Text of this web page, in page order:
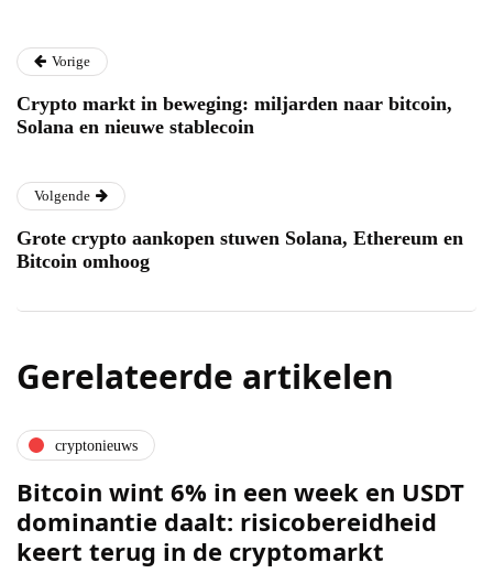
Vorige
Crypto markt in beweging: miljarden naar bitcoin,
Solana en nieuwe stablecoin
Volgende
Grote crypto aankopen stuwen Solana, Ethereum en
Bitcoin omhoog
Gerelateerde artikelen
cryptonieuws
Bitcoin wint 6% in een week en USDT
dominantie daalt: risicobereidheid
keert terug in de cryptomarkt